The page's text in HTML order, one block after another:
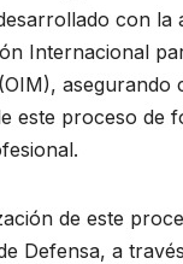
con la
Internacional
asegurando
este proceso de
de este
Defensa, a